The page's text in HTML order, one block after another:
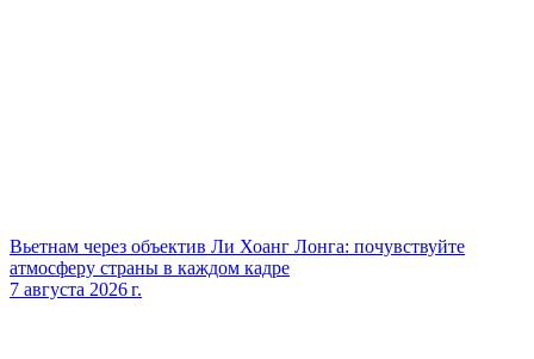
Вьетнам через объектив Ли Хоанг Лонга: почувствуйте
атмосферу страны в каждом кадре
7 августа 2026 г.